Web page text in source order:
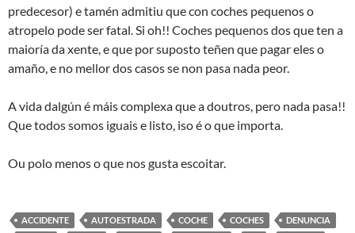
predecesor) e tamén admitiu que con coches pequenos o
atropelo pode ser fatal. Si oh!! Coches pequenos dos que ten a
maioría da xente, e que por suposto teñen que pagar eles o
amaño, e no mellor dos casos se non pasa nada peor.
A vida dalgún é máis complexa que a doutros, pero nada pasa!!
Que todos somos iguais e listo, iso é o que importa.
Ou polo menos o que nos gusta escoitar.
ACCIDENTE AUTOESTRADA COCHE COCHES
DENUNCIA